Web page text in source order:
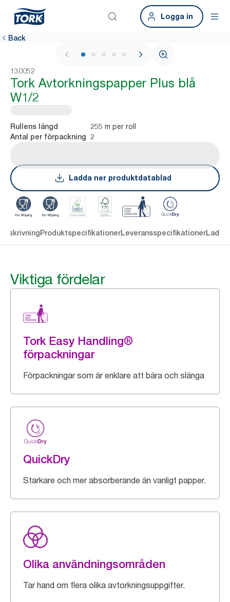
Logga in
Back
1 / 5
130052
Tork Avtorkningspapper Plus blå
W1/2
Rullens längd 255 m per roll
Antal per förpackning 2
Ladda ner produktdatablad
ProduktspecifikationerLeveransspecifikationerLadda
Viktiga fördelar
Tork Easy Handling®
förpackningar
Förpackningar som är enklare att bära och slänga
QuickDry
Starkare och mer absorberande än vanligt papper.
Olika användningsområden
Tar hand om flera olika avtorkningsuppgifter.